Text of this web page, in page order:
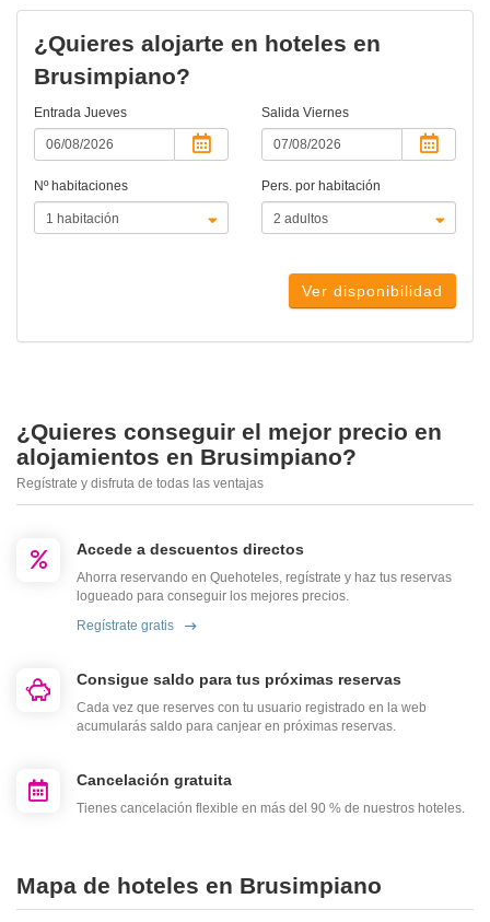
¿Quieres alojarte en hoteles en
Brusimpiano?
Entrada Jueves Salida Viernes
Nº habitaciones Pers. por habitación
Ver disponibilidad
¿Quieres conseguir el mejor precio en
alojamientos en Brusimpiano?
Regístrate y disfruta de todas las ventajas
Accede a descuentos directos
Ahorra reservando en Quehoteles, regístrate y haz tus reservas
logueado para conseguir los mejores precios.
Regístrate gratis
Consigue saldo para tus próximas reservas
Cada vez que reserves con tu usuario registrado en la web
acumularás saldo para canjear en próximas reservas.
Cancelación gratuita
Tienes cancelación flexible en más del 90 % de nuestros hoteles.
Mapa de hoteles en Brusimpiano